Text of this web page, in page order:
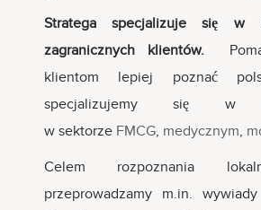
Stratega specjalizuje się w
zagranicznych klientów.
klientom lepiej poznać
specjalizujemy się w
w sektorze FMCG, medycznym,
Celem rozpoznania
przeprowadzamy m.in.